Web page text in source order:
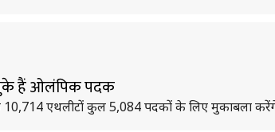
चुके हैं ओलंपिक पदक
एथलीटों कुल 5,084 पदकों के लिए मुकाबला